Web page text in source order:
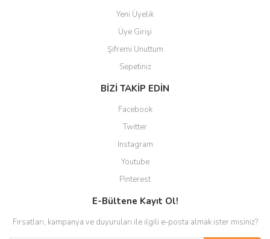
Yeni Üyelik
Üye Girişi
Şifremi Unuttum
Sepetiniz
BİZİ TAKİP EDİN
Facebook
Twitter
Instagram
Youtube
Pinterest
E-Bültene Kayıt Ol!
Fırsatları, kampanya ve duyuruları ile ilgili e-posta almak ister misiniz?